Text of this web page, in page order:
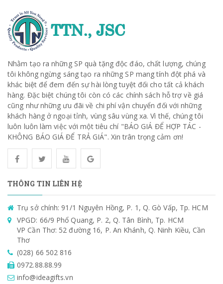
Nhằm tạo ra những SP quà tặng độc đáo, chất lượng, chúng
tôi không ngừng sáng tạo ra những SP mang tính đột phá và
khác biệt để đem đến sự hài lòng tuyệt đối cho tất cả khách
hàng. Đặc biệt chúng tôi còn có các chính sách hỗ trợ về giá
cũng như những ưu đãi về chi phí vận chuyển đối với những
khách hàng ở ngoại tỉnh, vùng sâu vùng xa. Vì thế, chúng tôi
luôn luôn làm việc với một tiêu chí "BÁO GIÁ ĐỂ HỢP TÁC -
KHÔNG BÁO GIÁ ĐỂ TRẢ GIÁ". Xin trân trọng cảm ơn!
THÔNG TIN LIÊN HỆ
Trụ sở chính: 91/1 Nguyên Hồng, P. 1, Q. Gò Vấp, Tp. HCM
VPGD: 66/9 Phổ Quang, P. 2, Q. Tân Bình, Tp. HCM
VP Cần Thơ: 52 đường 16, P. An Khánh, Q. Ninh Kiều, Cần
Thơ
(028) 66 502 816
0972.88.88.99
info@ideagifts.vn